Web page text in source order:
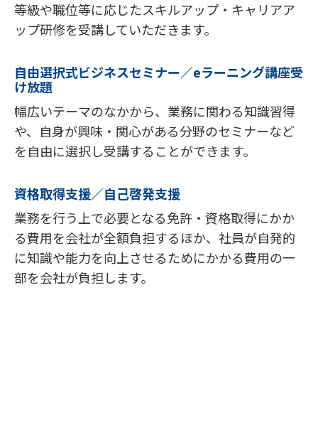
等級や職位等に応じたスキルアップ・キャリアア
ップ研修を受講していただきます。
自由選択式ビジネスセミナー／eラーニング講座受
け放題
幅広いテーマのなかから、業務に関わる知識習得
や、自身が興味・関心がある分野のセミナーなど
を自由に選択し受講することができます。
資格取得支援／自己啓発支援
業務を行う上で必要となる免許・資格取得にかか
る費用を会社が全額負担するほか、社員が自発的
に知識や能力を向上させるためにかかる費用の一
部を会社が負担します。